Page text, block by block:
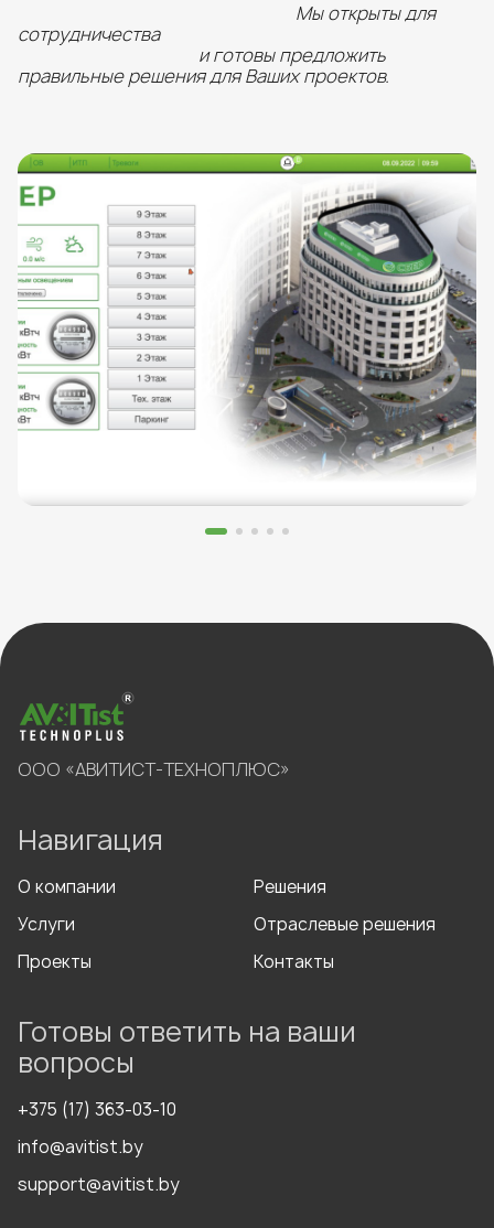
Мы открыты для
сотрудничества
и готовы предложить
правильные решения для Ваших проектов.
ООО «АВИТИСТ-ТЕХНОПЛЮС»
Навигация
О компании
Решения
Услуги
Отраслевые решения
Проекты
Контакты
Готовы ответить на ваши
вопросы
+375 (17) 363-03-10
info@avitist.by
support@avitist.by